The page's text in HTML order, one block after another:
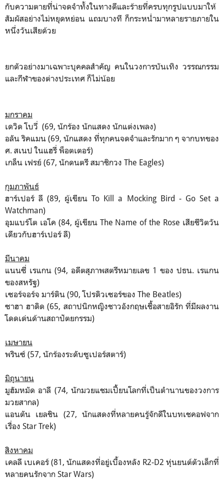
กับความตายที่น่าจดจำทั้งในทางดีและร้ายที่ครบทุกรูปแบบมาให้
สัมผัสอย่างไม่หยุดหย่อน แถมบางที ก็กระหน่ำมาหลายรายภายใน
หนึ่งวันเสียด้วย
ยกตัวอย่างมาเฉพาะบุคคลสำคัญ คนในวงการบันเทิง วรรณกรรม
และกีฬาของต่างประเทศ ก็ไม่น้อย
มกราคม
เดวิด โบวี่ (69, นักร้อง นักแสดง นักแต่งเพลง)
อลัน ริคแมน (69, นักแสดง ที่ทุกคนจดจำและรักมาก ๆ จากบทของ
ศ. สเนป ในแฮรี่ พ็อตเตอร์)
เกล็น เฟรย์ (67, นักดนตรี สมาชิกวง The Eagles)
กุมภาพันธ์
ฮาร์เปอร์ ลี (89, ผู้เขียน To Kill a Mocking Bird - Go Set a
Watchman)
อุมแบร์โต เอโค (84, ผู้เขียน The Name of the Rose เสียชีวิตวัน
เดียวกับฮาร์เปอร์ ลี)
มีนาคม
แนนซี่ เรแกน (94, อดีตสุภาพสตรีหมายเลข 1 ของ ปธน. เรแกน
ของสหรัฐ)
เซอร์จอร์จ มาร์ติน (90, โปรดิวเซอร์ของ The Beatles)
ซาฮา ฮาดิด (65, สถาปนิกหญิงชาวอังกฤษเชื้อสายอิรัก ที่มีผลงาน
โดดเด่นด้านสถาปัตยกรรม)
เมษายน
พรินซ์ (57, นักร้องระดับซูเปอร์สตาร์)
มิถุนายน
มูฮัมหมัด อาลี (74, นักมวยแชมเปี้ยนโลกที่เป็นตำนานของวงการ
มวยสากล)
แอนตัน เยลชิน (27, นักแสดงที่หลายคนรู้จักดีในบทเชคอฟจาก
เรื่อง Star Trek)
สิงหาคม
เคลลี เบเคอร์ (81, นักแสดงที่อยู่เบื้องหลัง R2-D2 หุ่นยนต์ตัวเล็กที่
หลายคนรักจาก Star Wars)